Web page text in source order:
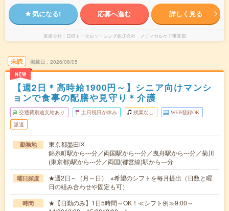
気になる! 応募へ進む 詳しく見る
派遣会社 日研トータルソーシング株式会社 メディカルケア事業部
未読
NEW
掲載日 2026/08/05
【週2日＊高時給1900円～】シニア向けマンシ
ョンで食事の配膳や見守り＊介護
交通費別途支給あり 土日祝日が休み 残業なし WEB登録OK
派遣
勤務地
東京都墨田区
錦糸町駅から---分／両国駅から---分／曳舟駅から---分／菊川
(東京都)駅から---分／両国(都営線)駅から---分
曜日頻度
★週2日～（月～日） ※希望のシフトを毎月提出（日数と曜
日の組み合わせや固定も可）
時間
★【日勤のみ】1日5時間～OK！≪シフト例≫9:00～